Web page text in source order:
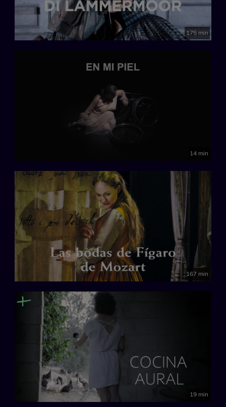
175 min
14 min
167 min
19 min